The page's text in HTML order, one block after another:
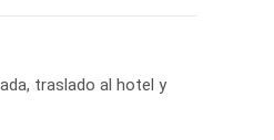
traslado al hotel y